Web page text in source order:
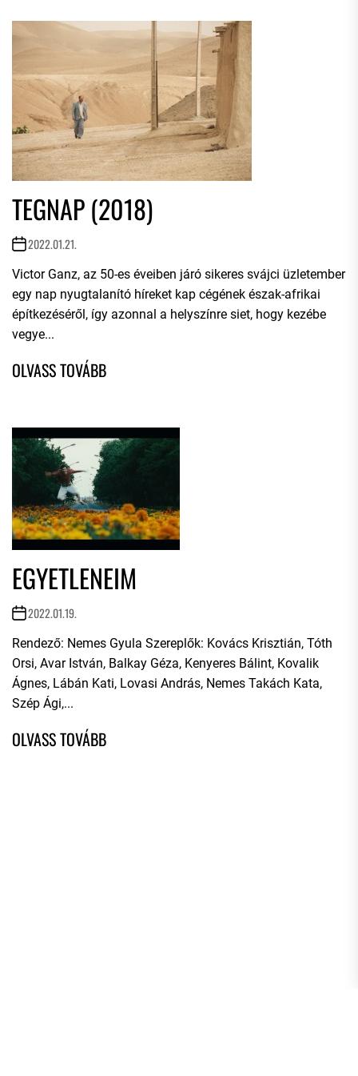
TEGNAP (2018)
2022.01.21.
Victor Ganz, az 50-es éveiben járó sikeres svájci üzletember
egy nap nyugtalanító híreket kap cégének észak-afrikai
építkezéséről, így azonnal a helyszínre siet, hogy kezébe
vegye...
EGYETLENEIM
2022.01.19.
Rendező: Nemes Gyula Szereplők: Kovács Krisztián, Tóth
Orsi, Avar István, Balkay Géza, Kenyeres Bálint, Kovalik
Ágnes, Lábán Kati, Lovasi András, Nemes Takách Kata,
Szép Ági,...